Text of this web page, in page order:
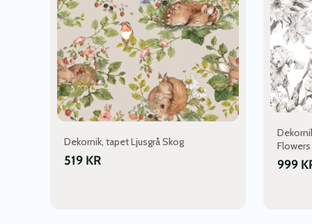
Dekornik, tapet Ljusgrå Skog
519 KR
Flowers
999